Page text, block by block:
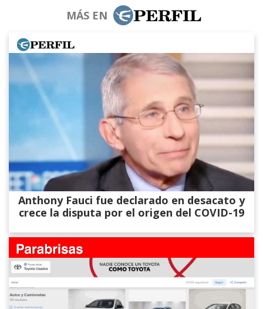
MÁS EN
Anthony Fauci fue declarado en desacato y
crece la disputa por el origen del COVID-19